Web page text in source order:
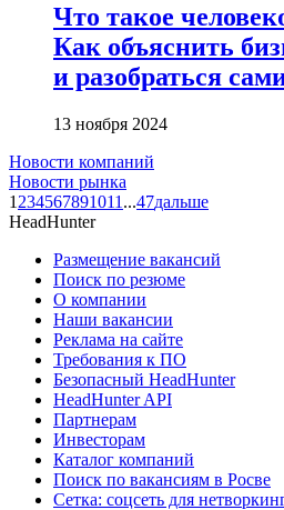
Что такое
Как объяснить
и разобраться
13 ноября 2024
Новости компаний
Новости рынка
1 234567891011 ...47дальше
HeadHunter
Размещение вакансий
Поиск по резюме
О компании
Наши вакансии
Реклама на сайте
Требования к ПО
Безопасный HeadHunter
HeadHunter API
Партнерам
Инвесторам
Каталог компаний
Поиск по вакансиям в Росве
Сетка: соцсеть для